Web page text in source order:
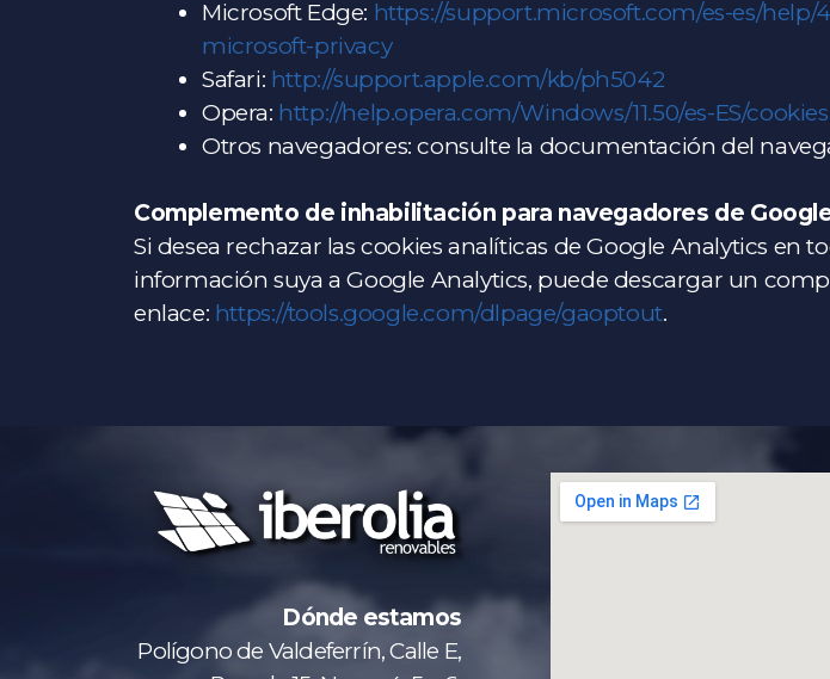
Microsoft Edge: https://support.microsoft.com/es-es/
microsoft-privacy
Safari: http://support.apple.com/kb/ph5042
Opera: http://help.opera.com/Windows/11.50/es-ES/
Otros navegadores: consulte la documentación del
Complemento de inhabilitación para navegadores de
Si desea rechazar las cookies analíticas de Google Analytics en
información suya a Google Analytics, puede descargar un
enlace: https://tools.google.com/dlpage/gaoptout.
Dónde estamos
Polígono de Valdeferrín, Calle E,